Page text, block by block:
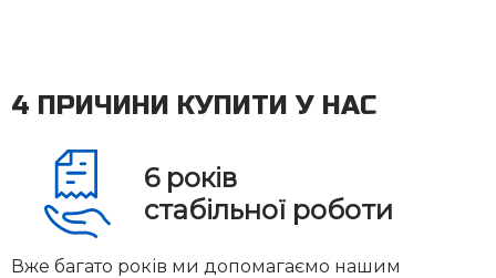
4 ПРИЧИНИ КУПИТИ У НАС
6 років
стабільної роботи
Вже багато років ми допомагаємо нашим